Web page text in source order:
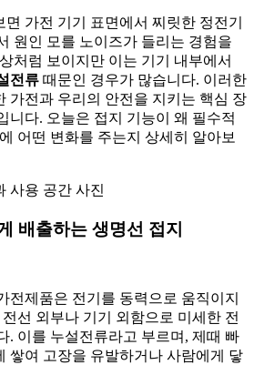
가전 기기 표면에서 찌릿한 정전기
원인 모를 노이즈가 들리는 경험을
처럼 보이지만 이는 기기 내부에서
전류 때문인 경우가 많습니다. 이러한
가전과 우리의 안전을 지키는 핵심 장
니다. 오늘은 접지 기능이 왜 필수적
어떤 변화를 주는지 상세히 알아보
배출하는 생명선 접지
전제품은 전기를 동력으로 움직이지
선 외부나 기기 외함으로 미세한 전
. 이를 누설전류라고 부르며, 제때 빠
쌓여 고장을 유발하거나 사람에게 닿